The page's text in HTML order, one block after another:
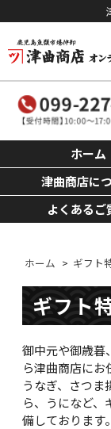
ホーム
津曲商店に
よくあるご
ホーム > ギフト
ギフト
御中元や御歳暮
ら津曲商店にお
うなぎ、さつま
ら、うになど
備しております。